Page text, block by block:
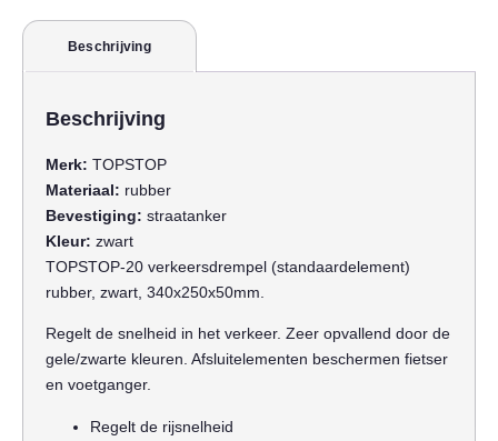
Beschrijving
Beschrijving
Merk: TOPSTOP
Materiaal: rubber
Bevestiging: straatanker
Kleur: zwart
TOPSTOP-20 verkeersdrempel (standaardelement)
rubber, zwart, 340x250x50mm.
Regelt de snelheid in het verkeer. Zeer opvallend door de
gele/zwarte kleuren. Afsluitelementen beschermen fietser
en voetganger.
Regelt de rijsnelheid